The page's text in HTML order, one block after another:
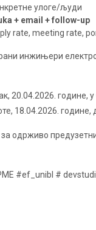
улоге/људи
+ email + follow-up
rate, meeting rate,
инжињери
године,
18.04.2026. године,
одрживо
#ef_unibl #